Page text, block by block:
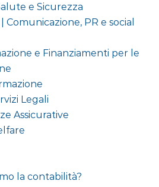
e Sicurezza
Comunicazione, PR e social
e Finanziamenti per le
Legali
Assicurative
la contabilità?